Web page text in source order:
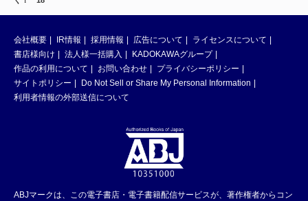
会社概要 IR情報 採用情報 広告について
ライセンスについて
書店様向け
法人様一括購入
KADOKAWAグループ
作品の利用について
お問い合わせ
プライバシーポリシー
サイトポリシー
Do Not Sell or Share My Personal Information
利用者情報の外部送信について
ABJマークは、この電子書店・電子書籍配信サービスが、著作権者からコン